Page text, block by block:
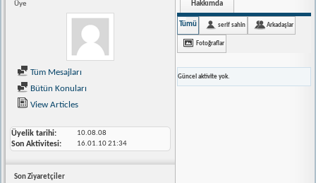
Üye
Tüm Mesajları
Bütün Konuları
View Articles
Üyelik tarihi 10.08.08
Son Aktivitesi 16.01.1021:34
Son Ziyaretçiler
Hakkımda
Tümü serif sahin Arkadaşlar
Fotoğraflar
Güncel aktivite yok.